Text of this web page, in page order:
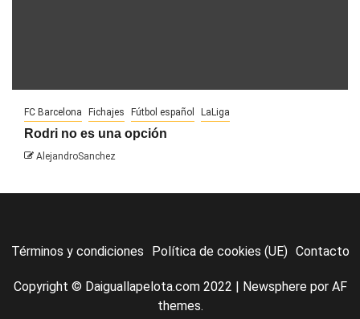
FC Barcelona Fichajes Fútbol español LaLiga
Rodri no es una opción
AlejandroSanchez
Términos y condiciones Política de cookies (UE) Contacto
Copyright © Daiguallapelota.com 2022 | Newspherepor AF
themes.